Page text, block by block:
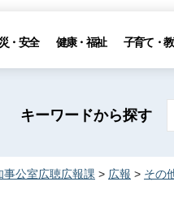
・安全 健康・福祉 子育て・
キーワードから探す
事公室広聴広報課 > 広報 > その